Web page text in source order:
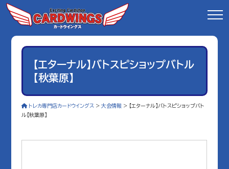
【エターナル】バトスピショップバトル
【秋葉原】
トレカ専門店カードウイングス >大会情報 > 【エターナル】バトスピショップバト
ル【秋葉原】